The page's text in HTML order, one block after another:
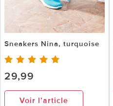
Sneakers Nina, turquoise
29,99
Voir l’article